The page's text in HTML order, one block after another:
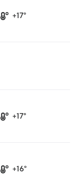
+17°
+17°
+16°